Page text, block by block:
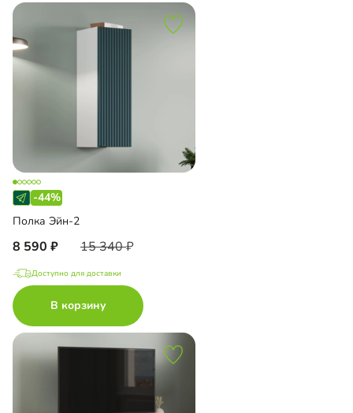
-44%
Полка Эйн-2
8 590 15 340
Доступно для доставки
В корзину